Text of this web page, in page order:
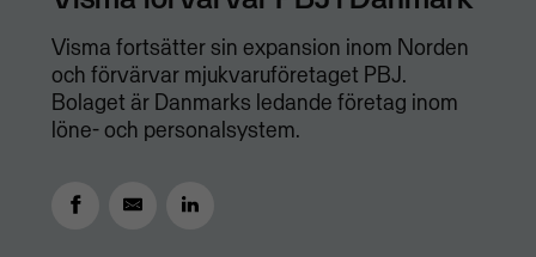
Visma fortsätter sin expansion inom Norden
och förvärvar mjukvaruföretaget PBJ.
Bolaget är Danmarks ledande företag inom
löne- och personalsystem.